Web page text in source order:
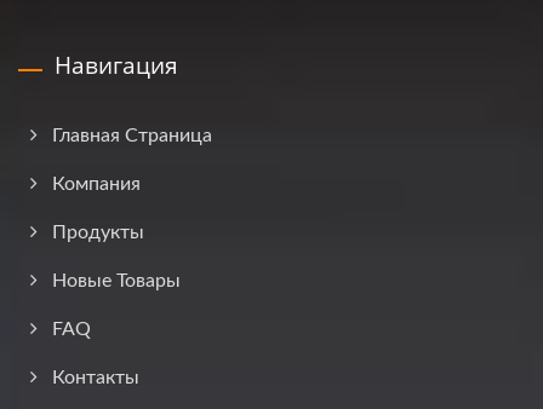
Навигация
Главная Страница
Компания
Продукты
Новые Товары
FAQ
Контакты